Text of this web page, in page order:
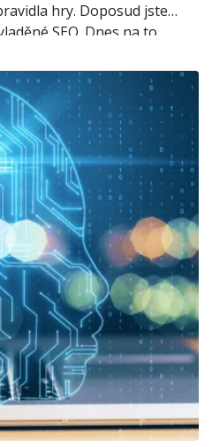
hry. Doposud jste
SEO. Dnes na to